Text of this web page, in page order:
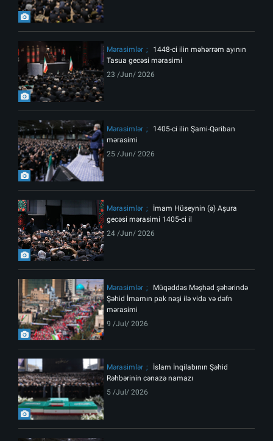
Mərasimlər
1448-ci ilin məhərrəm ayının
Tasua gecəsi mərasimi
23 /Jun/ 2026
Mərasimlər
1405-ci ilin Şami-Qəriban
mərasimi
25 /Jun/ 2026
Mərasimlər
İmam Hüseynin (ə) Aşura
gecəsi mərasimi 1405-ci il
24 /Jun/ 2026
Mərasimlər
Müqəddəs Məşhəd şəhərində
Şəhid İmamın pak nəşi ilə vida və dəfn
mərasimi
9 /Jul/ 2026
Mərasimlər
İslam İnqilabının Şəhid
Rəhbərinin cənazə namazı
5 /Jul/ 2026